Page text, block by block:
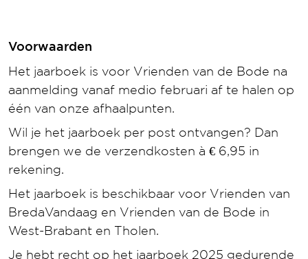
Voorwaarden
Het jaarboek is voor Vrienden van de Bode na
aanmelding vanaf medio februari af te halen op
één van onze afhaalpunten.
Wil je het jaarboek per post ontvangen? Dan
brengen we de verzendkosten à € 6,95 in
rekening.
Het jaarboek is beschikbaar voor Vrienden van
BredaVandaag en Vrienden van de Bode in
West-Brabant en Tholen.
Je hebt recht op het jaarboek 2025 gedurende